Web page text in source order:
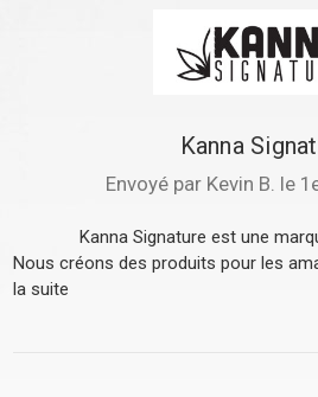
Kanna
Envoyé par Kevin B. le
Kanna Signature est une marque
Nous créons des produits pour les
la suite